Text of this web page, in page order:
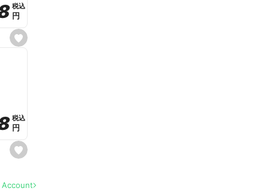
e
s
e
e
税込
税込
円
円
s
e
a
税込
税込
円
円